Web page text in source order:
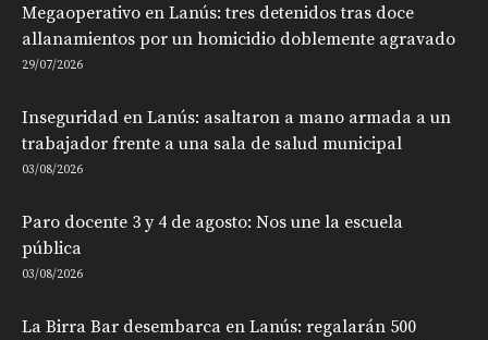
Megaoperativo en Lanús: tres detenidos tras doce
allanamientos por un homicidio doblemente agravado
29/07/2026
Inseguridad en Lanús: asaltaron a mano armada a un
trabajador frente a una sala de salud municipal
03/08/2026
Paro docente 3 y 4 de agosto: Nos une la escuela
pública
03/08/2026
La Birra Bar desembarca en Lanús: regalarán 500